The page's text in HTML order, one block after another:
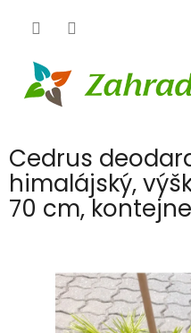
Cedrus
himalájský,
70 cm,